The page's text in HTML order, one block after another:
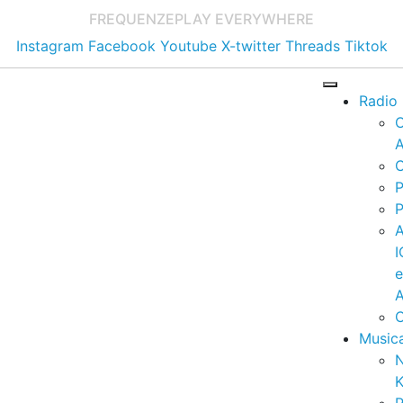
FREQUENZEPLAY EVERYWHERE
Instagram Facebook Youtube X-twitter Threads Tiktok
Radio
e